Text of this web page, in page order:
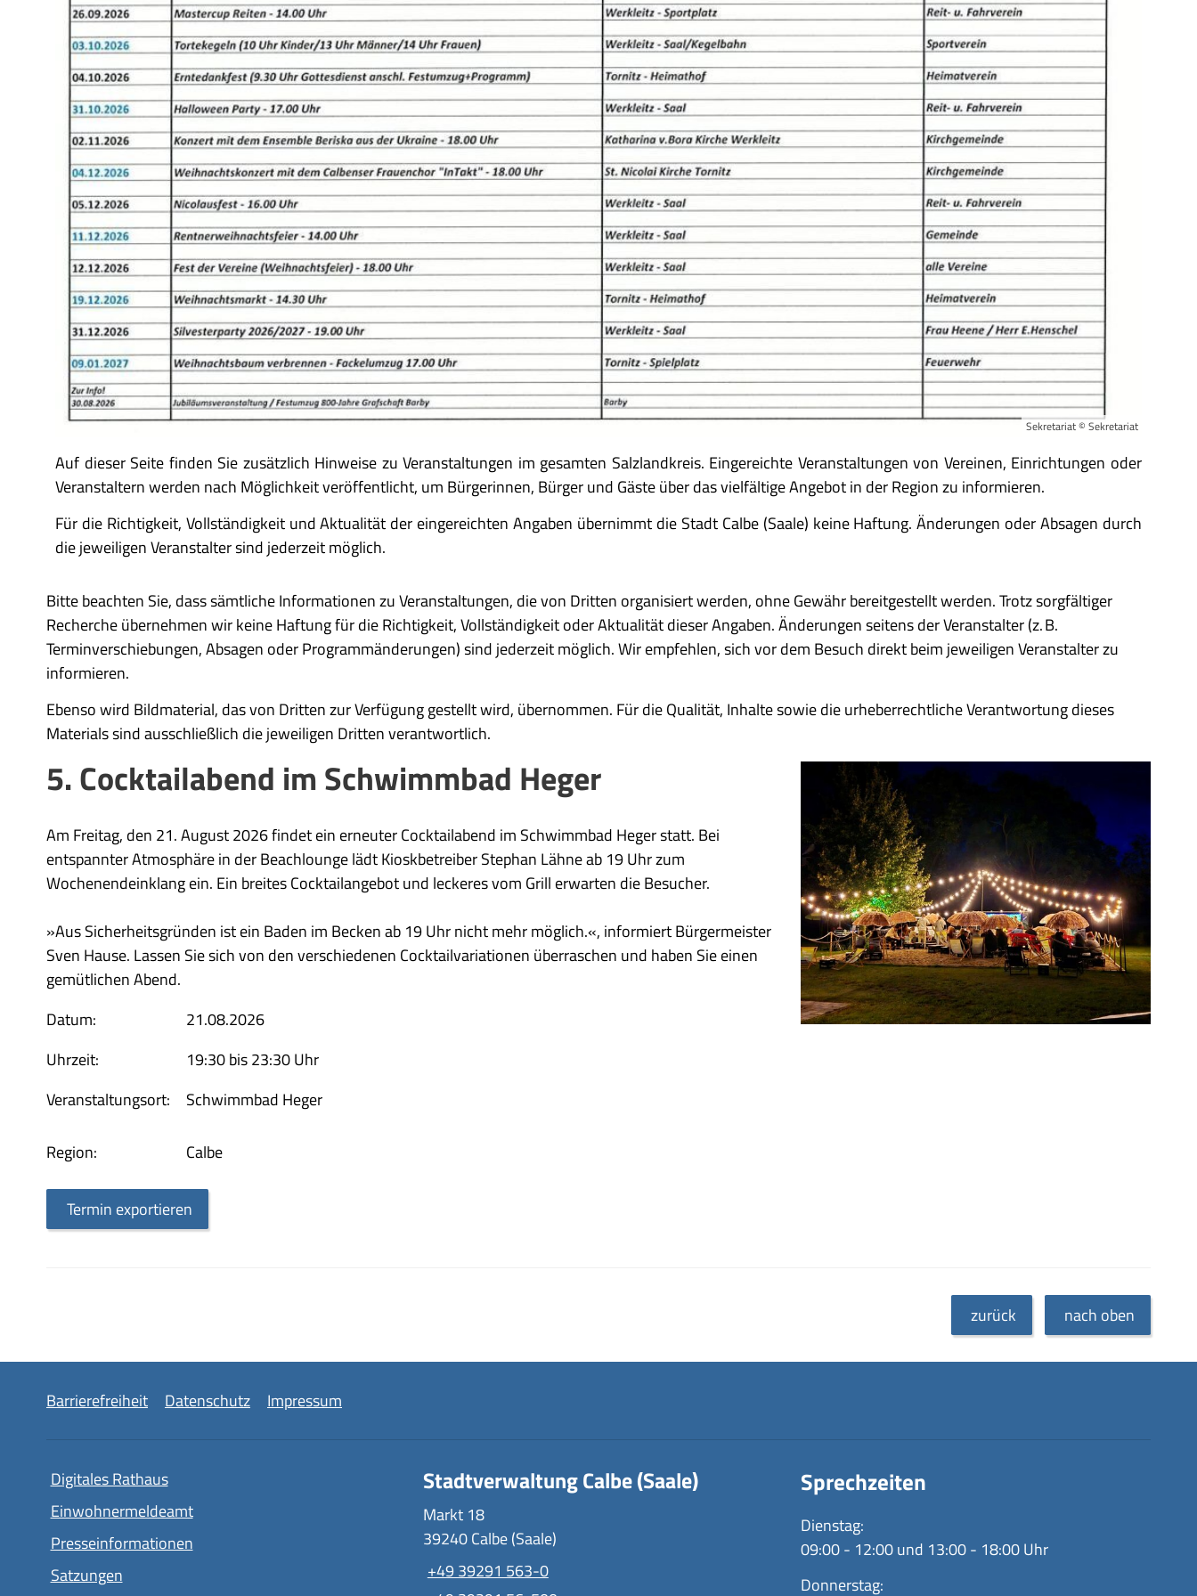
Sekretariat © Sekretariat
Auf dieser Seite finden Sie zusätzlich Hinweise zu Veranstaltungen im gesamten Salzlandkreis. Eingereichte Veranstaltungen von Vereinen, Einrichtungen oder
Veranstaltern werden nach Möglichkeit veröffentlicht, um Bürgerinnen, Bürger und Gäste über das vielfältige Angebot in der Region zu informieren.
Für die Richtigkeit, Vollständigkeit und Aktualität der eingereichten Angaben übernimmt die Stadt Calbe (Saale) keine Haftung. Änderungen oder Absagen durch
die jeweiligen Veranstalter sind jederzeit möglich.
Bitte beachten Sie, dass sämtliche Informationen zu Veranstaltungen, die von Dritten organisiert werden, ohne Gewähr bereitgestellt werden. Trotz sorgfältiger
Recherche übernehmen wir keine Haftung für die Richtigkeit, Vollständigkeit oder Aktualität dieser Angaben. Änderungen seitens der Veranstalter (z. B.
Terminverschiebungen, Absagen oder Programmänderungen) sind jederzeit möglich. Wir empfehlen, sich vor dem Besuch direkt beim jeweiligen Veranstalter zu
informieren.
Ebenso wird Bildmaterial, das von Dritten zur Verfügung gestellt wird, übernommen. Für die Qualität, Inhalte sowie die urheberrechtliche Verantwortung dieses
Materials sind ausschließlich die jeweiligen Dritten verantwortlich.
5. Cocktailabend im Schwimmbad Heger
Am Freitag, den 21. August 2026 findet ein erneuter Cocktailabend im Schwimmbad Heger statt. Bei
entspannter Atmosphäre in der Beachlounge lädt Kioskbetreiber Stephan Lähne ab 19 Uhr zum
Wochenendeinklang ein. Ein breites Cocktailangebot und leckeres vom Grill erwarten die Besucher.
»Aus Sicherheitsgründen ist ein Baden im Becken ab 19 Uhr nicht mehr möglich.«, informiert Bürgermeister
Sven Hause. Lassen Sie sich von den verschiedenen Cocktailvariationen überraschen und haben Sie einen
gemütlichen Abend.
Datum:
21.08.2026
Uhrzeit:
19:30 bis 23:30 Uhr
Veranstaltungsort:
Schwimmbad Heger
Region: Calbe
Termin exportieren
zurück nach oben
Barrierefreiheit Datenschutz Impressum
Digitales Rathaus
Einwohnermeldeamt
Presseinformationen
Satzungen
Stadtverwaltung Calbe (Saale)
Markt 18
39240 Calbe (Saale)
+49 39291 563-0
Sprechzeiten
Dienstag:
09:00 - 12:00 und 13:00 - 18:00 Uhr
Donnerstag: